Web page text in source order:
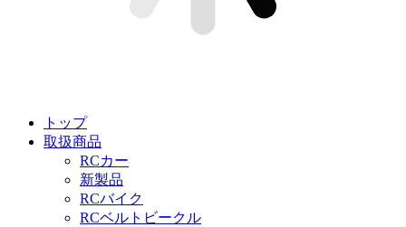
トップ
取扱商品
RCカー
新製品
RCバイク
RCベルトビークル